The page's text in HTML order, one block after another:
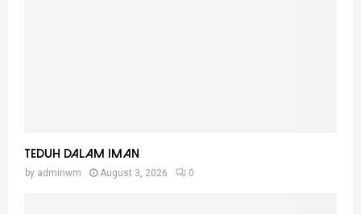
Teduh Dalam Iman
by adminwm August 3, 2026 0